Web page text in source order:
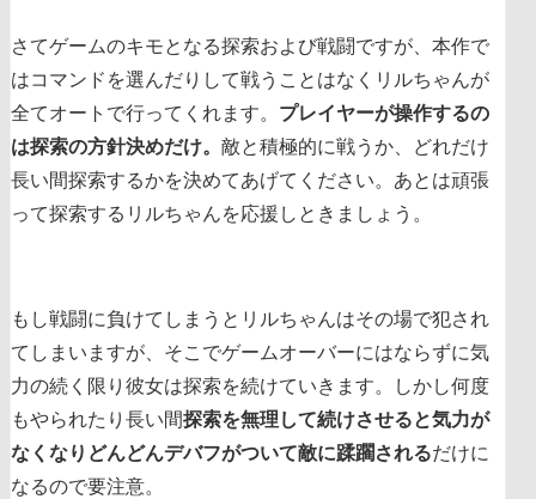
さてゲームのキモとなる探索および戦闘ですが、本作で
はコマンドを選んだりして戦うことはなくリルちゃんが
全てオートで行ってくれます。 プレイヤーが操作するの
は探索の方針決めだけ。 敵と積極的に戦うか、どれだけ
長い間探索するかを決めてあげてください。あとは頑張
って探索するリルちゃんを応援しときましょう。
もし戦闘に負けてしまうとリルちゃんはその場で犯され
てしまいますが、そこでゲームオーバーにはならずに気
力の続く限り彼女は探索を続けていきます。しかし何度
もやられたり長い間探索を無理して続けさせると気力が
なくなりどんどんデバフがついて敵に蹂躙されるだけに
なるので要注意。